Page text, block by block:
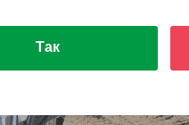
Так